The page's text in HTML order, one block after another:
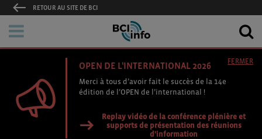
RETOUR AU SITE DE BCI
OPEN DE L'INTERNATIONAL 2026
Merci à tous d’avoir fait le succès de la 14e
édition de l’OPEN de l’international !
Replay vidéo de la conférence plénière et
supports de présentation des réunions
d'information
FERMER